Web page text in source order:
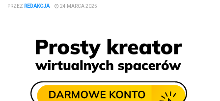
PRZEZ REDAKCJA 24 MARCA 2025